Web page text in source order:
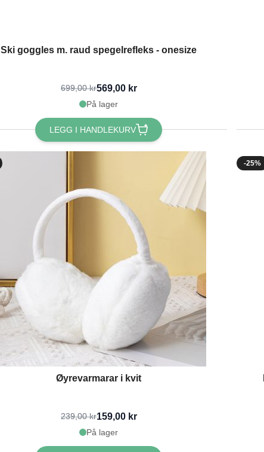
Ski goggles m. raud spegelrefleks - onesize
699,00 kr569,00 kr
På lager
LEGG I HANDLEKURV
Øyrevarmarar i kvit
239,00 kr159,00 kr
På lager
-25%